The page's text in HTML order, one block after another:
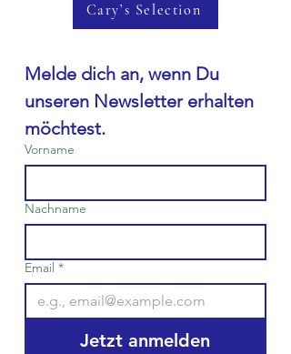
Cary’s Selection
Melde dich an, wenn Du
unseren Newsletter erhalten
möchtest.
Vorname
Nachname
Email *
Jetzt anmelden